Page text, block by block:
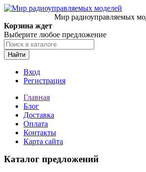
Мир радиоуправляемых
Корзина ждет
Выберите любое предложение
Найти
Вход
Регистрация
Главная
Блог
Доставка
Оплата
Контакты
Карта сайта
Каталог предложений